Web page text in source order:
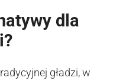
dla
gładzi, w